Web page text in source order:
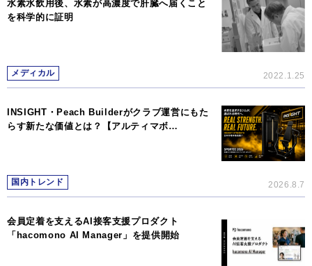
水素水飲用後、水素が高濃度で肝臓へ届くこと
を科学的に証明
メディカル 2022.1.25
INSIGHT・Peach Builderがクラブ運営にもた
らす新たな価値とは？【アルティマボ…
国内トレンド 2026.8.7
会員定着を支えるAI接客支援プロダクト
「hacomono AI Manager」を提供開始